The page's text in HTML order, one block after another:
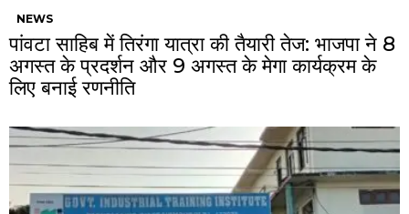
NEWS
पांवटा साहिब में तिरंगा यात्रा की तैयारी तेज: भाजपा ने 8
अगस्त के प्रदर्शन और 9 अगस्त के मेगा कार्यक्रम के
लिए बनाई रणनीति